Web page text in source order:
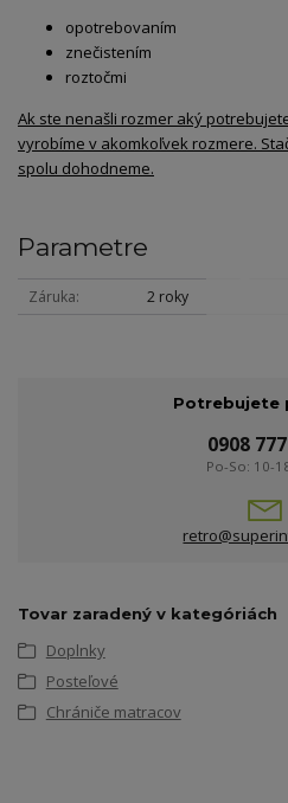
opotrebovaním
znečistením
roztočmi
Ak ste nenašli rozmer aký
vyrobíme v akomkoľvek rozmere.
spolu dohodneme.
Parametre
Záruka 2 roky
Potrebujete
0908
Po-So: 10-
Tovar zaradený v kategóriách
Doplnky
Posteľové
Chrániče matracov